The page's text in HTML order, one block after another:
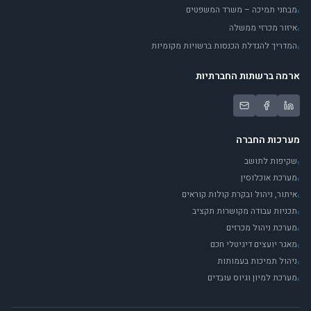
›מבחני תמיכה – משרד המשפטים
›איזור מכרזי ממשלה
›המדריך להגדלת הכנסות ברשויות מקומיות
ארמה ברשתות החברתיות
מערכות החברה
›שקיפות לתושב
›מערכת אוכלוסין
›איתור, ניהול ובקרת קולות קוראים
›תכניות עבודה מקושרות תקציב
›מערכת ניהול מכרזים
›מאגר יועצים דיגיטלי חכם
›ניהול תמיכות בעמותות
›מערכת למיון וגיוס עובדים